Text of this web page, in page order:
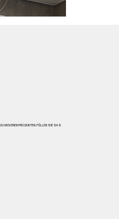
UNSEREN PRODUKTEN. FÜLLEN SIE DAS